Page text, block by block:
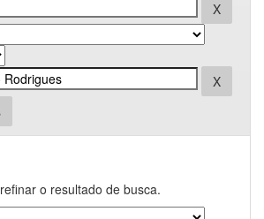
o resultado de busca.